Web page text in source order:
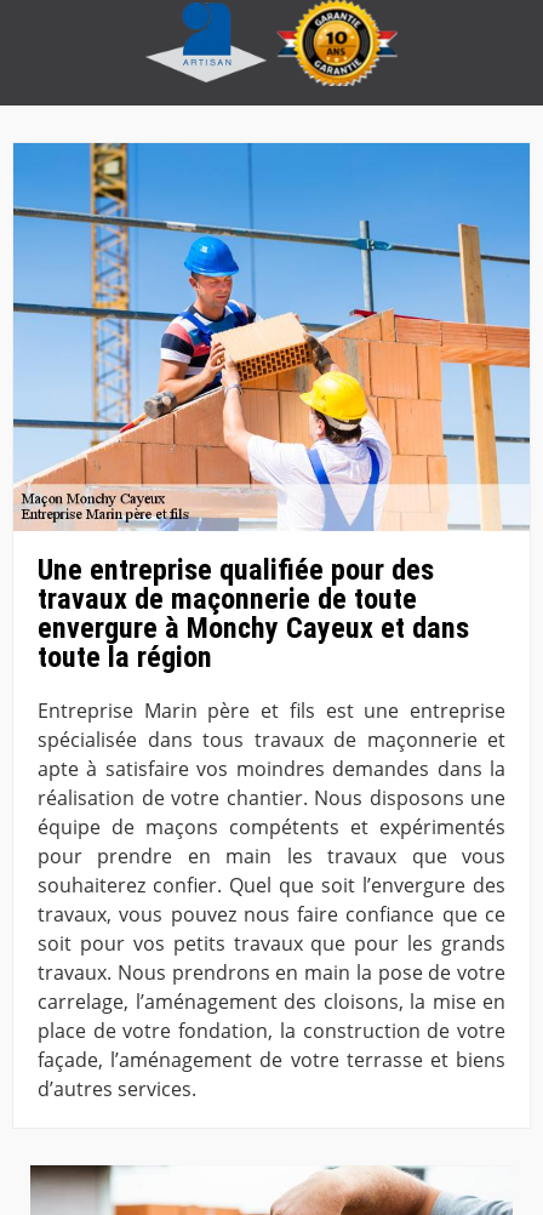
Une entreprise qualifiée pour des
travaux de maçonnerie de toute
envergure à Monchy Cayeux et dans
toute la région
Entreprise Marin père et fils est une entreprise
spécialisée dans tous travaux de maçonnerie et
apte à satisfaire vos moindres demandes dans la
réalisation de votre chantier. Nous disposons une
équipe de maçons compétents et expérimentés
pour prendre en main les travaux que vous
souhaiterez confier. Quel que soit l’envergure des
travaux, vous pouvez nous faire confiance que ce
soit pour vos petits travaux que pour les grands
travaux. Nous prendrons en main la pose de votre
carrelage, l’aménagement des cloisons, la mise en
place de votre fondation, la construction de votre
façade, l’aménagement de votre terrasse et biens
d’autres services.